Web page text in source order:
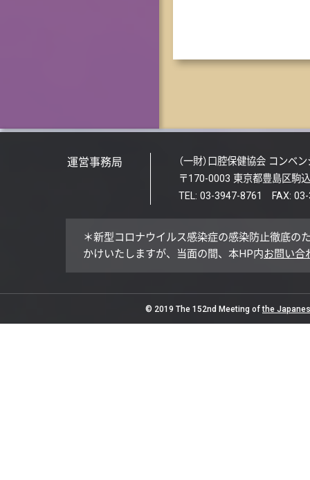
運営事務局
（一財）口腔保健協会 コンベ
〒170-0003 東京都豊島区駒
TEL: 03-3947-8761 FAX:
＊新型コロナウイルス感染症の感染防止徹底の
かけいたしますが、当面の間、本HP内お問い合
© 2019 The 152nd Meeting ofthe